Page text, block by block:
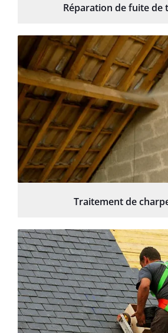
Réparation de fuite de
Traitement de